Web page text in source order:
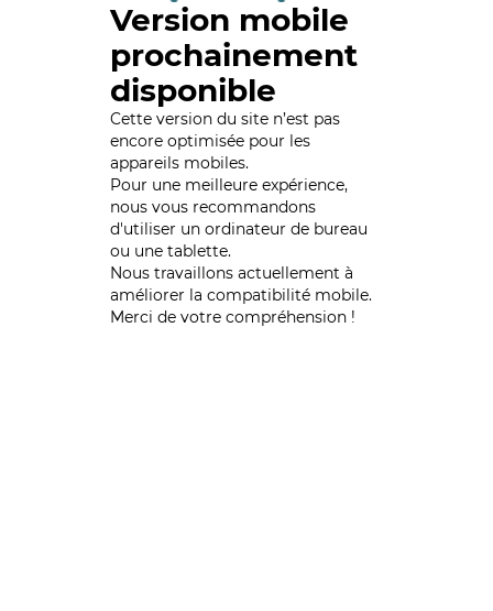
Version mobile
prochainement
disponible
Cette version du site n’est pas
encore optimisée pour les
appareils mobiles.
Pour une meilleure expérience,
nous vous recommandons
d'utiliser un ordinateur de bureau
ou une tablette.
Nous travaillons actuellement à
améliorer la compatibilité mobile.
Merci de votre compréhension !